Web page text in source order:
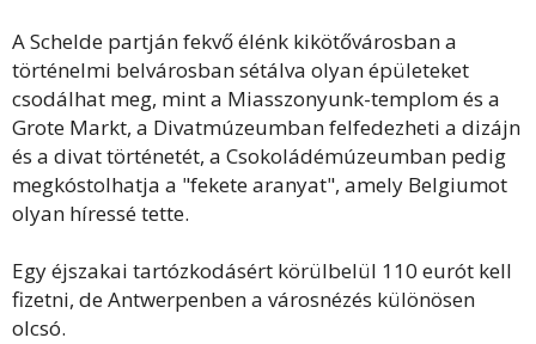
A Schelde partján fekvő élénk kikötővárosban a
történelmi belvárosban sétálva olyan épületeket
csodálhat meg, mint a Miasszonyunk-templom és a
Grote Markt, a Divatmúzeumban felfedezheti a dizájn
és a divat történetét, a Csokoládémúzeumban pedig
megkóstolhatja a "fekete aranyat", amely Belgiumot
olyan híressé tette.
Egy éjszakai tartózkodásért körülbelül 110 eurót kell
fizetni, de Antwerpenben a városnézés különösen
olcsó.